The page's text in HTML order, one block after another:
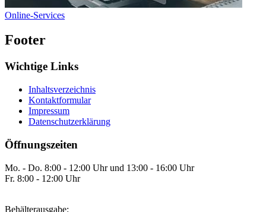
Online-Services
Footer
Wichtige Links
Inhaltsverzeichnis
Kontaktformular
Impressum
Datenschutzerklärung
Öffnungszeiten
Mo. - Do. 8:00 - 12:00 Uhr und 13:00 - 16:00 Uhr
Fr. 8:00 - 12:00 Uhr
Behälterausgabe: